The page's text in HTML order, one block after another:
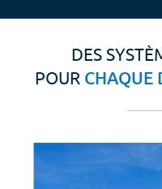
DES
POUR CHAQUE